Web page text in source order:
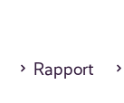
Rapport